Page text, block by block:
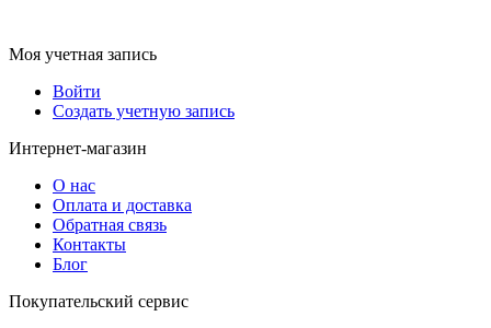
Моя учетная запись
Войти
Создать учетную запись
Интернет-магазин
О нас
Оплата и доставка
Обратная связь
Контакты
Блог
Покупательский сервис